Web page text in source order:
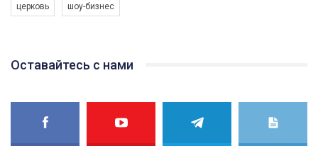
Якщо ти хочеш підтримати нас - просто натисни "лайк" під
best video, representing programme for the development of
We appeal to your support and ask to help us implement our plan
церковь шоу-бизнес
Оставайтесь с нами